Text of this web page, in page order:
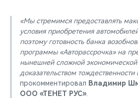
«Мы стремимся предоставлять
условия приобретения
поэтому готовность банка
программы «Авторассрочка» на
нынешней сложной экономической
доказательством тождественности
прокомментировал Владимир
ООО «ТЕНЕТ РУС»